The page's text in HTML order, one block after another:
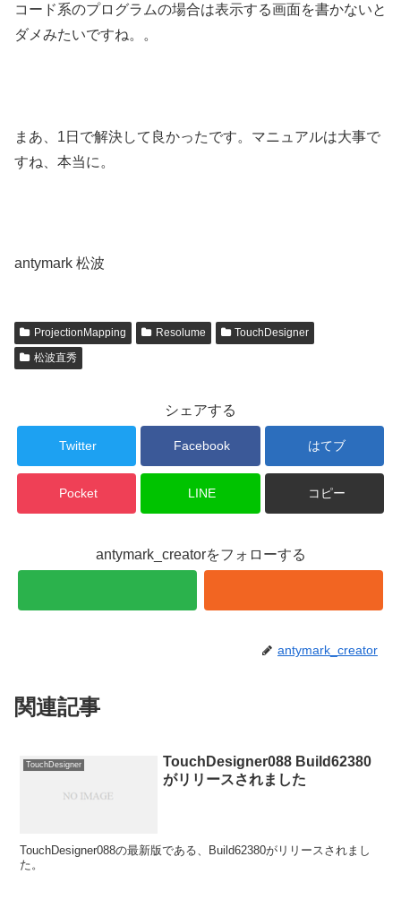
コード系のプログラムの場合は表示する画面を書かないと
ダメみたいですね。。
まあ、1日で解決して良かったです。マニュアルは大事で
すね、本当に。
antymark 松波
ProjectionMapping Resolume
TouchDesigner
松波直秀
シェアする
Twitter Facebook はてブ
Pocket LINE コピー
antymark_creatorをフォローする
antymark_creator
関連記事
TouchDesigner
TouchDesigner088 Build62380
がリリースされました
TouchDesigner088の最新版である、Build62380がリリースされまし
た。